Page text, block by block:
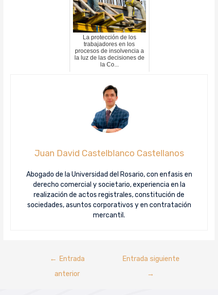
La protección de los
trabajadores en los
procesos de insolvencia a
la luz de las decisiones de
la Co...
Juan David Castelblanco Castellanos
Abogado de la Universidad del Rosario, con enfasis en
derecho comercial y societario, experiencia en la
realización de actos registrales, constitución de
sociedades, asuntos corporativos y en contratación
mercantil.
← Entrada
anterior
Entrada siguiente
→